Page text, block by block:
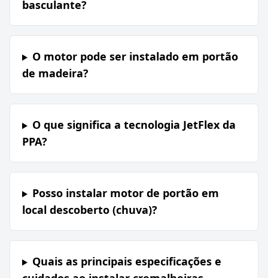
basculante?
O motor pode ser instalado em portão
de madeira?
O que significa a tecnologia JetFlex da
PPA?
Posso instalar motor de portão em
local descoberto (chuva)?
Quais as principais especificações e